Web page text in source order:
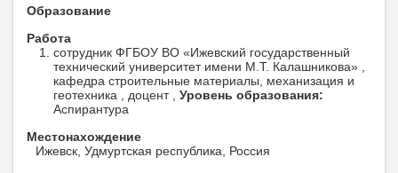
Образование
Работа
сотрудник ФГБОУ ВО «Ижевский государственный
технический университет имени М.Т. Калашникова» ,
кафедра строительные материалы, механизация и
геотехника , доцент , Уровень образования:
Аспирантура
Местонахождение
Ижевск, Удмуртская республика, Россия